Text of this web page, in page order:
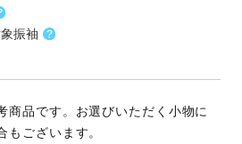
振袖
商品です。お選びいただく小物に
もございます。